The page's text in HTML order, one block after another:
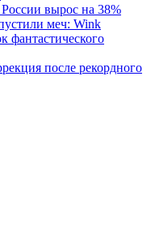
вырос на 38%
меч: Wink
фантастического
после рекордного